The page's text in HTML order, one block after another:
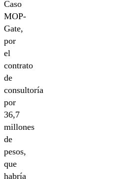
Caso
MOP-
Gate,
por
el
contrato
de
consultoría
por
36,7
millones
de
pesos,
que
habría